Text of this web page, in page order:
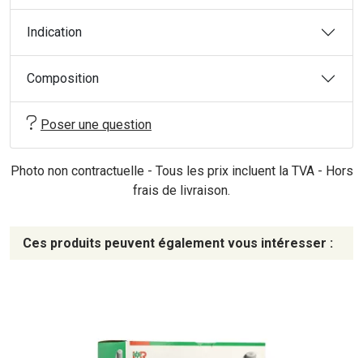
Indication
Composition
Poser une question
Photo non contractuelle - Tous les prix incluent la TVA - Hors
frais de livraison.
Ces produits peuvent également vous intéresser :